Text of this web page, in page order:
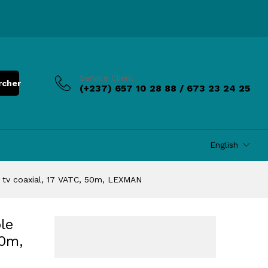
Service Client
(+237) 657 10 28 88 / 673 23 24 25
English
coaxial, 17 VATC, 50m, LEXMAN